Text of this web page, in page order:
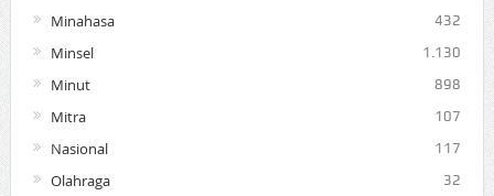
Minahasa 432
Minsel 1.130
Minut 898
Mitra 107
Nasional 117
Olahraga 32